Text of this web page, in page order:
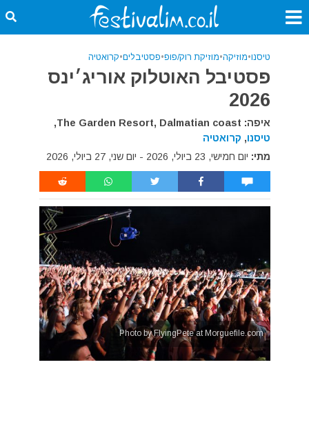
טיסנו•מוזיקה•מוזיקת רוק/פופ•פסטיבלים•קרואטיה
פסטיבל האוטלוק אוריג׳ינס
2026
איפה: The Garden Resort, Dalmatian coast,
טיסנו, קרואטיה
מתי: יום חמישי, 23 ביולי, 2026 - יום שני, 27 ביולי, 2026
Photo by FlyingPete at Morguefile.com